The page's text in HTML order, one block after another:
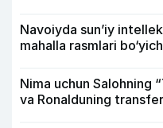
Navoiyda sun’iy
mahalla rasmlari
Nima uchun Salohning
va Ronalduning